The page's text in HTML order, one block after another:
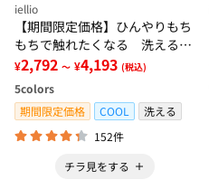
iellio
【期間限定価格】ひんやりもち
もちで触れたくなる 洗えるラ
グ＜低反発・滑りにくい・接触
冷感・防ダニ・カーペット＞
¥2,792 ～ ¥4,193 (税込)
5colors
期間限定価格
COOL
洗える
152件
チラ見をする